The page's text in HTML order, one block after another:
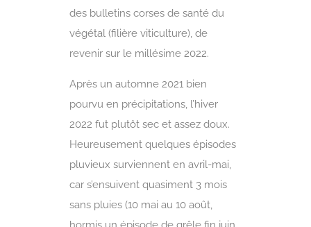
des bulletins corses de santé du
végétal (filière viticulture), de
revenir sur le millésime 2022.
Après un automne 2021 bien
pourvu en précipitations, l’hiver
2022 fut plutôt sec et assez doux.
Heureusement quelques épisodes
pluvieux surviennent en avril-mai,
car s’ensuivent quasiment 3 mois
sans pluies (10 mai au 10 août,